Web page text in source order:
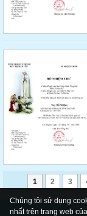
1 2 3
Chúng tôi sử dụng
nhất trên trang web